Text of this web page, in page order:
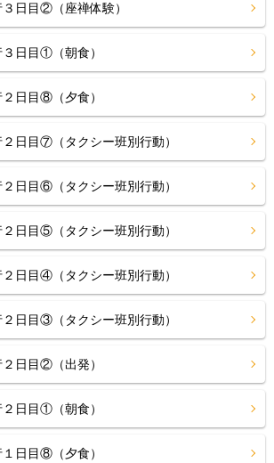
日目②（座禅体験）
日目①（朝食）
日目⑧（夕食）
日目⑦（タクシー班別行動）
日目⑥（タクシー班別行動）
日目⑤（タクシー班別行動）
日目④（タクシー班別行動）
日目③（タクシー班別行動）
日目②（出発）
日目①（朝食）
日目⑧（夕食）